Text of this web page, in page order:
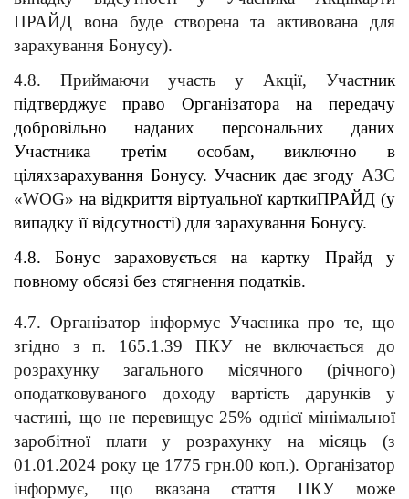
ПРАЙД вона буде створена та активована для
зарахування Бонусу).
4.8. Приймаючи участь у Акції, Участник
підтверджує право Організатора на передачу
добровільно наданих персональних даних
Участника третім особам, виключно в
ціляхзарахування Бонусу. Учасник дає згоду АЗС
«WOG» на відкриття віртуальної карткиПРАЙД (у
випадку її відсутності) для зарахування Бонусу.
4.8. Бонус зараховується на картку Прайд у
повному обсязі без стягнення податків.
4.7. Організатор інформує Учасника про те, що
згідно з п. 165.1.39 ПКУ не включається до
розрахунку загального місячного (річного)
оподатковуваного доходу вартість дарунків у
частині, що не перевищує 25% однієї мінімальної
заробітної плати у розрахунку на місяць (з
01.01.2024 року це 1775 грн.00 коп.). Організатор
інформує, що вказана стаття ПКУ може